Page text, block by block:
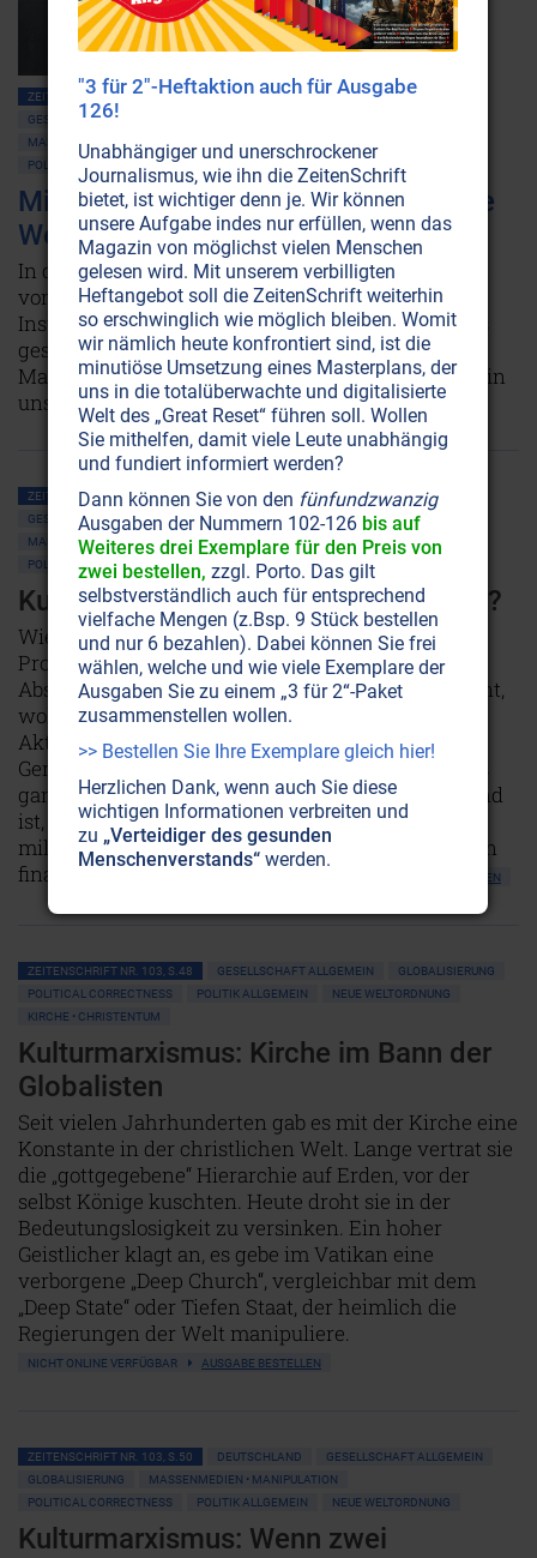
ZEITENSCHRIFT NR. 103, S.42 AMERIKA
DEUTSCHLAND
GESELLSCHAFT ALLGEMEIN
MASSENMEDIEN • MANIPULATION
POLITICAL CORRECTNESS
POLITIK ALLGEMEIN
NEUE WELTORDNUNG
Mit dem Kulturmarxismus in die neue
Weltordnung?
In der „freien Welt“ wird das unabhängige Denken
vom Meinungsdiktat erstickt, das sich in allen
Institutionen der Gesellschaft festgesetzt hat. Dies
geschah ebenso stetig wie die Manipulation der
Massenpsyche. Das Jahr 2020 offenbart nun, wohin
uns der Weg führt.Weiterlesen...
ZEITENSCHRIFT NR. 103, S.45 AMERIKA
DEUTSCHLAND
GESELLSCHAFT ALLGEMEIN
GLOBALISIERUNG
MASSENMEDIEN • MANIPULATION
POLITICAL CORRECTNESS
POLITIK ALLGEMEIN
NEUE WELTORDNUNG
Kulturmarxismus: Black Lives Matter?
Wie sehr die in den Leitmedien so verklärte
Protestbewegung Black Lives Matter (BLM) den
Absichten einer schwerreichen Schattenelite dient,
wollen wir im Folgenden betrachten. Denn die
Aktivisten wollen weit mehr als nur soziale
Gerechtigkeit: Sie geben offen zu, am Umsturz des
ganzen Systems zu arbeiten – was exakt der Grund
ist, weshalb solche Aktivistengruppen von
milliardenschweren philanthropischen Stiftungen
finanziert werden.
AUSGABE BESTELLEN
ZEITENSCHRIFT NR. 103, S.48 GESELLSCHAFT ALLGEMEIN
GLOBALISIERUNG
POLITICAL CORRECTNESS
POLITIK ALLGEMEIN
NEUE WELTORDNUNG
KIRCHE • CHRISTENTUM
Kulturmarxismus: Kirche im Bann der
Globalisten
Seit vielen Jahrhunderten gab es mit der Kirche eine
Konstante in der christlichen Welt. Lange vertrat sie
die „gottgegebene“ Hierarchie auf Erden, vor der
selbst Könige kuschten. Heute droht sie in der
Bedeutungslosigkeit zu versinken. Ein hoher
Geistlicher klagt an, es gebe im Vatikan eine
verborgene „Deep Church“, vergleichbar mit dem
„Deep State“ oder Tiefen Staat, der heimlich die
Regierungen der Welt manipuliere.
NICHT ONLINE VERFÜGBAR AUSGABE BESTELLEN
ZEITENSCHRIFT NR. 103, S.50 DEUTSCHLAND
GESELLSCHAFT ALLGEMEIN
GLOBALISIERUNG
MASSENMEDIEN • MANIPULATION
POLITICAL CORRECTNESS
POLITIK ALLGEMEIN NEUE WELTORDNUNG
Kulturmarxismus: Wenn zwei
"3 für 2"-Heftaktion auch für Ausgabe
126!
Unabhängiger und unerschrockener
Journalismus, wie ihn die ZeitenSchrift
bietet, ist wichtiger denn je. Wir können
unsere Aufgabe indes nur erfüllen, wenn das
Magazin von möglichst vielen Menschen
gelesen wird. Mit unserem verbilligten
Heftangebot soll die ZeitenSchrift weiterhin
so erschwinglich wie möglich bleiben. Womit
wir nämlich heute konfrontiert sind, ist die
minutiöse Umsetzung eines Masterplans, der
uns in die totalüberwachte und digitalisierte
Welt des „Great Reset“ führen soll. Wollen
Sie mithelfen, damit viele Leute unabhängig
und fundiert informiert werden?
Dann können Sie von den fünfundzwanzig
Ausgaben der Nummern 102-126 bis auf
Weiteres drei Exemplare für den Preis von
zwei bestellen, zzgl. Porto. Das gilt
selbstverständlich auch für entsprechend
vielfache Mengen (z.Bsp. 9 Stück bestellen
und nur 6 bezahlen). Dabei können Sie frei
wählen, welche und wie viele Exemplare der
Ausgaben Sie zu einem „3 für 2“-Paket
zusammenstellen wollen.
>> Bestellen Sie Ihre Exemplare gleich hier!
Herzlichen Dank, wenn auch Sie diese
wichtigen Informationen verbreiten und
zu „Verteidiger des gesunden
Menschenverstands“ werden.